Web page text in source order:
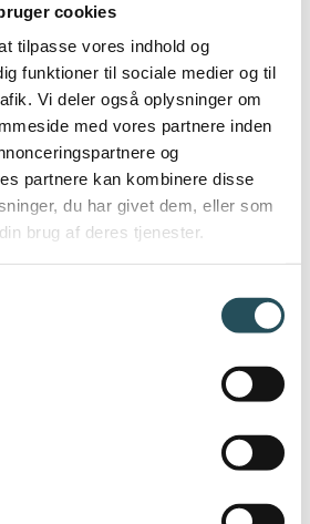
cookies
tilpasse vores indhold og
funktioner til sociale medier og til
Vi deler også oplysninger om
med vores partnere inden
og
partnere kan kombinere disse
du har givet dem, eller som
brug af deres tjenester.
for din virksomhed?
en model, hvor kontanter
fx af en tilkaldt
længe kunderne ikke
kontant. Det vigtige er,
er reel og tilgængelig,
nemmest muligt.
er du altid
25 10 11